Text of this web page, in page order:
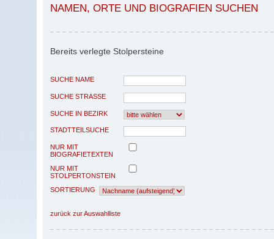
NAMEN, ORTE UND BIOGRAFIEN SUCHEN
Bereits verlegte Stolpersteine
SUCHE NAME
SUCHE STRASSE
SUCHE IN BEZIRK
STADTTEILSUCHE
NUR MIT
BIOGRAFIETEXTEN
NUR MIT
STOLPERTONSTEIN
SORTIERUNG
zurück zur Auswahlliste